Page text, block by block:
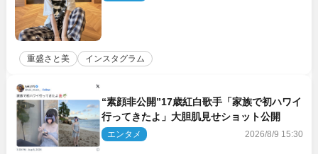
重盛さと美 インスタグラム
“素顔非公開”17歳紅白歌手「家族で初ハワイ
行ってきたよ」大胆肌見せショット公開
エンタメ 2026/8/9 15:30